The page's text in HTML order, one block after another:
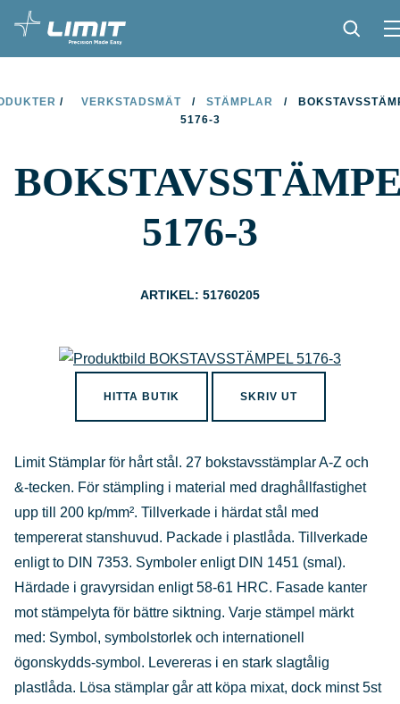
PRODUKTER
HITTA BUTIK
KONTAKT
OM LIMIT
/ VERKSTADSMÄT / STÄMPLAR /
5176-3
5176-3
ARTIKEL: 51760205
HITTA BUTIK SKRIV UT
Limit Stämplar för hårt stål. 27 bokstavsstämplar A-Z och
&-tecken. För stämpling i material med draghållfastighet
upp till 200 kp/mm². Tillverkade i härdat stål med
tempererat stanshuvud. Packade i plastlåda. Tillverkade
enligt to DIN 7353. Symboler enligt DIN 1451 (smal).
Härdade i gravyrsidan enligt 58-61 HRC. Fasade kanter
mot stämpelyta för bättre siktning. Varje stämpel märkt
med: Symbol, symbolstorlek och internationell
ögonskydds-symbol. Levereras i en stark slagtålig
plastlåda. Lösa stämplar går att köpa mixat, dock minst 5st